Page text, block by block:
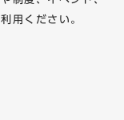
用ください。